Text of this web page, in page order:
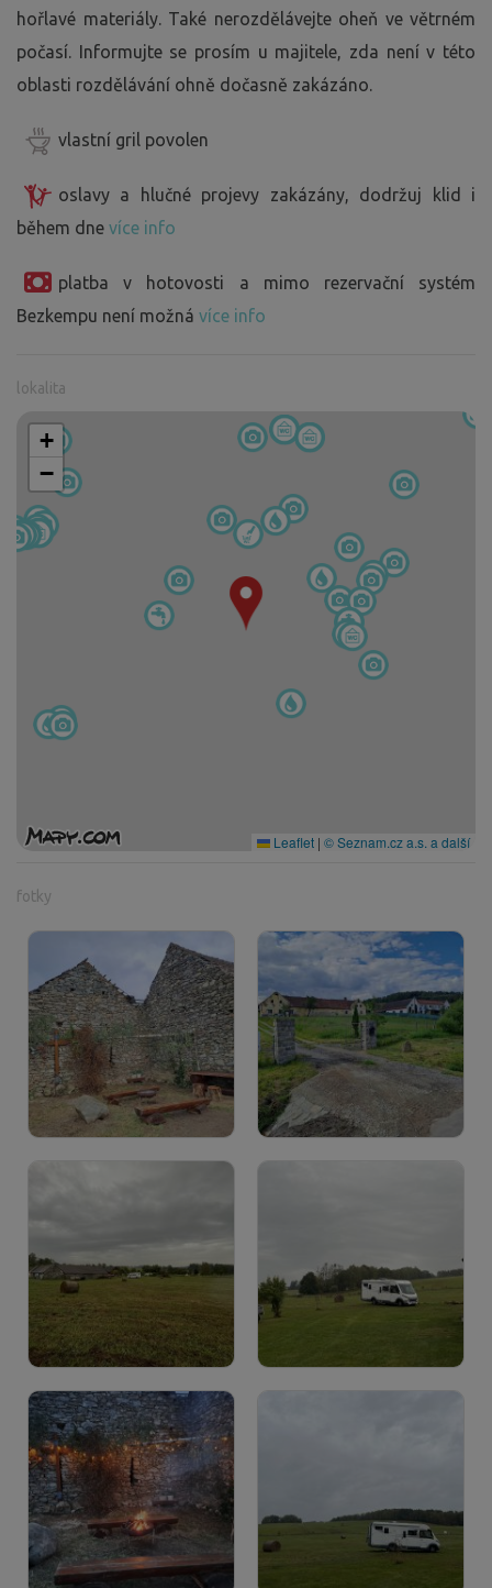
hořlavé materiály. Také nerozdělávejte oheň ve větrném
počasí. Informujte se prosím u majitele, zda není v této
oblasti rozdělávání ohně dočasně zakázáno.
vlastní gril povolen
oslavy a hlučné projevy zakázány, dodržuj klid i
během dne více info
platba v hotovosti a mimo rezervační systém
Bezkempu není možná více info
lokalita
+
−
Leaflet | © Seznam.cz a.s. a další
fotky